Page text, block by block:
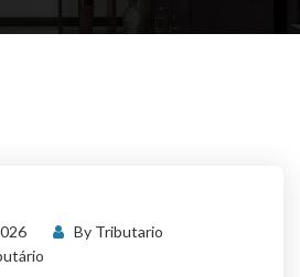
By Tributario